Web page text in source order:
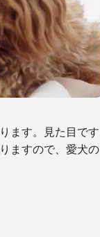
ます。見た目です
ますので、愛犬の